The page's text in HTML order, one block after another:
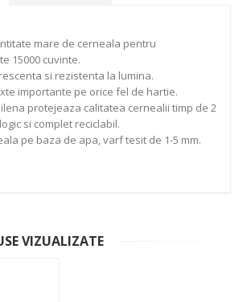
mare de cerneala pentru
15000 cuvinte.
si rezistenta la lumina.
importante pe orice fel de hartie.
protejeaza calitatea cernealii timp de 2
si complet reciclabil.
pe baza de apa, varf tesit de 1-5 mm.
VIZUALIZATE